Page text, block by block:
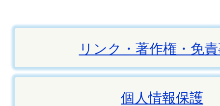
リンク・著作権・免
個人情報保護